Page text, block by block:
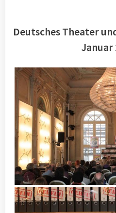
Deutsches Theater
Januar